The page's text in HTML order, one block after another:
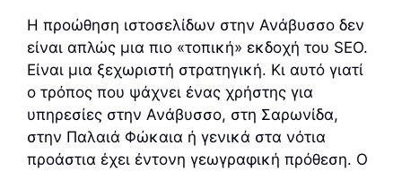
Η προώθηση ιστοσελίδων στην Ανάβυσσο δεν
είναι απλώς μια πιο «τοπική» εκδοχή του SEO.
Είναι μια ξεχωριστή στρατηγική. Κι αυτό γιατί
ο τρόπος που ψάχνει ένας χρήστης για
υπηρεσίες στην Ανάβυσσο, στη Σαρωνίδα,
στην Παλαιά Φώκαια ή γενικά στα νότια
προάστια έχει έντονη γεωγραφική πρόθεση. Ο